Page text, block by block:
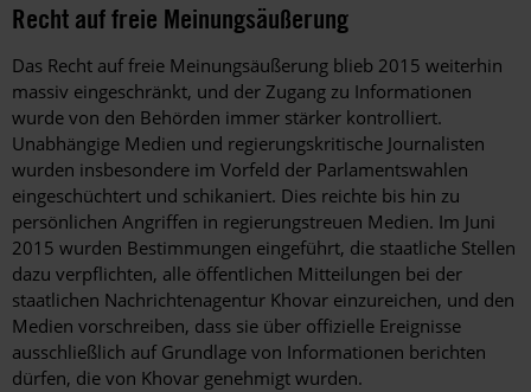
Recht auf freie Meinungsäußerung
Das Recht auf freie Meinungsäußerung blieb 2015 weiterhin
massiv eingeschränkt, und der Zugang zu Informationen
wurde von den Behörden immer stärker kontrolliert.
Unabhängige Medien und regierungskritische Journalisten
wurden insbesondere im Vorfeld der Parlamentswahlen
eingeschüchtert und schikaniert. Dies reichte bis hin zu
persönlichen Angriffen in regierungstreuen Medien. Im Juni
2015 wurden Bestimmungen eingeführt, die staatliche Stellen
dazu verpflichten, alle öffentlichen Mitteilungen bei der
staatlichen Nachrichtenagentur Khovar einzureichen, und den
Medien vorschreiben, dass sie über offizielle Ereignisse
ausschließlich auf Grundlage von Informationen berichten
dürfen, die von Khovar genehmigt wurden.